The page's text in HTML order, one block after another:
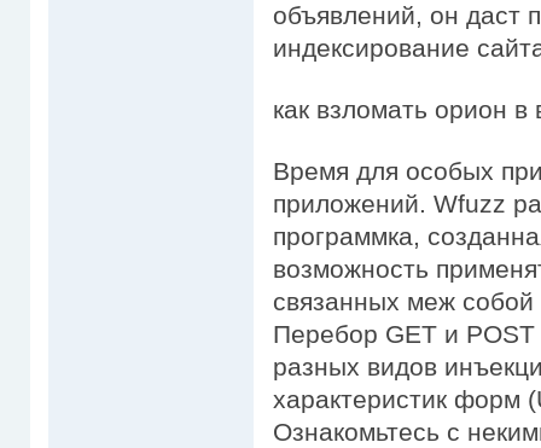
объявлений, он даст
индексирование
как взломать орион в
Время для особых
приложений. Wfuzz
программка,
возможность
связанных меж собой
Перебор GET и
разных видов
характеристик форм
Ознакомьтесь с